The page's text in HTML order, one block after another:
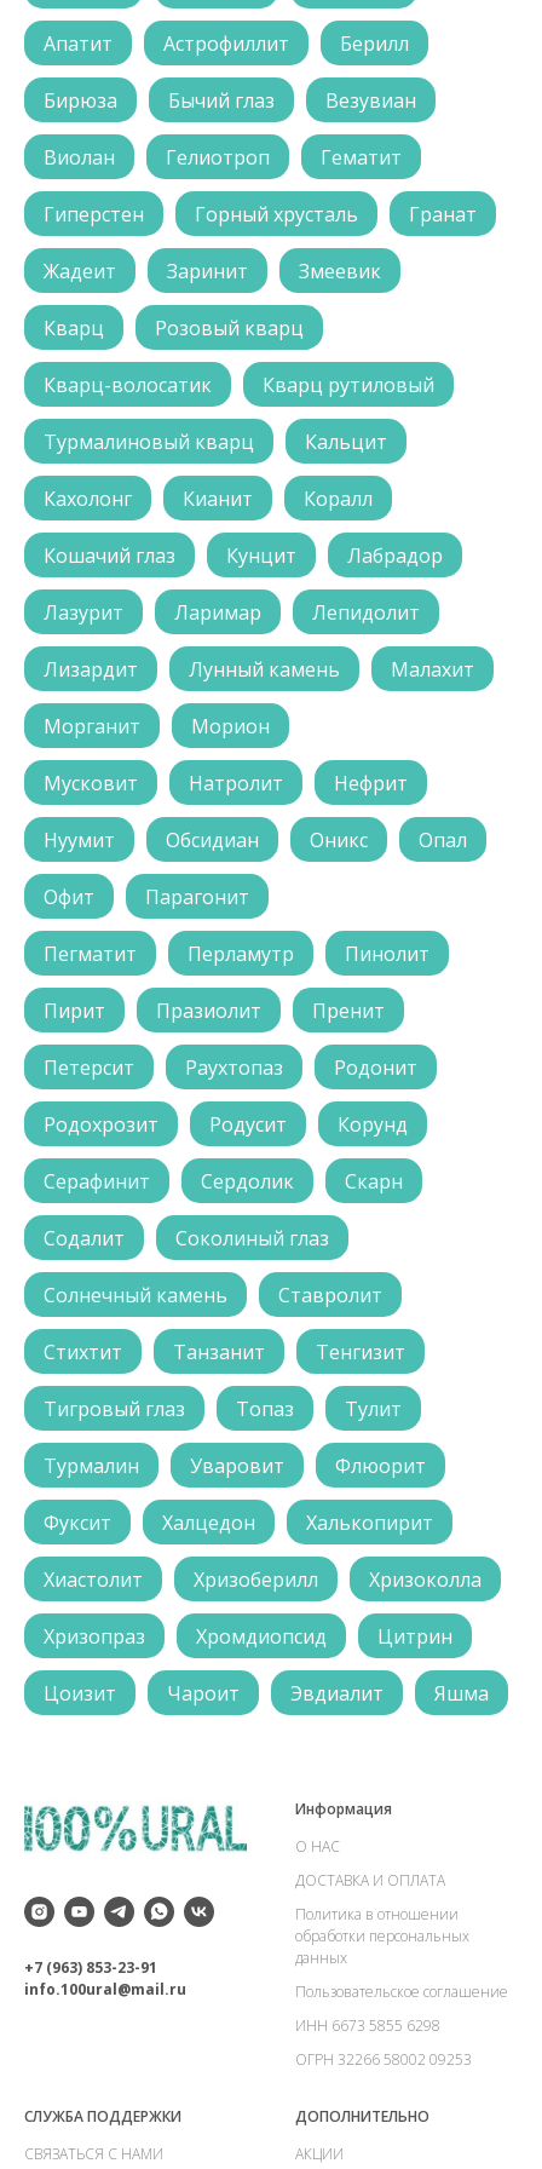
Апатит Астрофиллит Берилл
Бирюза Бычий глаз Везувиан
Виолан Гелиотроп Гематит
Гиперстен Горный хрусталь Гранат
Жадеит Заринит Змеевик
Кварц Розовый кварц
Кварц-волосатик Кварц рутиловый
Турмалиновый кварц Кальцит
Кахолонг Кианит Коралл
Кошачий глаз Кунцит Лабрадор
Лазурит Ларимар Лепидолит
Лизардит Лунный камень Малахит
Морганит Морион
Мусковит Натролит Нефрит
Нуумит Обсидиан Оникс Опал
Офит Парагонит
Пегматит Перламутр Пинолит
Пирит Празиолит Пренит
Петерсит Раухтопаз Родонит
Родохрозит Родусит Корунд
Серафинит Сердолик Скарн
Содалит Соколиный глаз
Солнечный камень Ставролит
Стихтит Танзанит Тенгизит
Тигровый глаз Топаз Тулит
Турмалин Уваровит Флюорит
Фуксит Халцедон Халькопирит
Хиастолит Хризоберилл Хризоколла
Хризопраз Хромдиопсид Цитрин
Цоизит Чароит Эвдиалит Яшма
+7 (963) 853-23-91
info.100ural@mail.ru
Информация
О НАС
ДОСТАВКА И ОПЛАТА
Политика в отношении
обработки персональных
данных
Пользовательское соглашение
ИНН 6673 5855 6298
ОГРН 32266 58002 09253
СЛУЖБА ПОДДЕРЖКИ
СВЯЗАТЬСЯ С НАМИ
ДОПОЛНИТЕЛЬНО
АКЦИИ